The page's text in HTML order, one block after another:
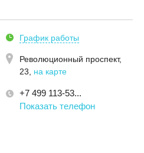
График работы
Революционный проспект,
23
на карте
+7 499 113-53...
Показать телефон